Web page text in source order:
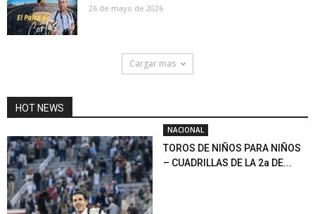
26 de mayo de 2026
Cargar mas
HOT NEWS
NACIONAL
TOROS DE NIÑOS PARA NIÑOS
– CUADRILLAS DE LA 2a DE...